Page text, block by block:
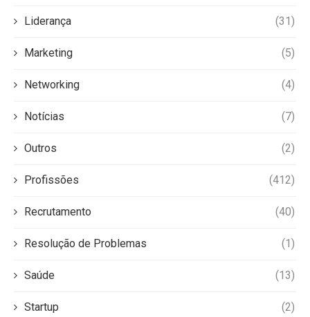
Liderança (31)
Marketing (5)
Networking (4)
Notícias (7)
Outros (2)
Profissões (412)
Recrutamento (40)
Resolução de Problemas (1)
Saúde (13)
Startup (2)